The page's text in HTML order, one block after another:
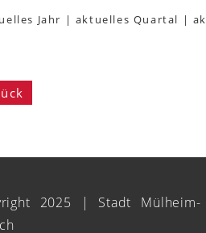
Jahr | aktuelles Quartal |
2025 | Stadt Mülheim-